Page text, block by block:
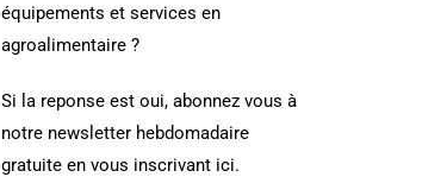
équipements et services en
agroalimentaire ?
Si la reponse est oui, abonnez vous à
notre newsletter hebdomadaire
gratuite en vous inscrivant ici.